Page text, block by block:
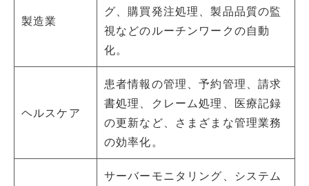
製造業
グ、購買発注処理、製品品質の監
視などのルーチンワークの自動
化。
ヘルスケア
患者情報の管理、予約管理、請求
書処理、クレーム処理、医療記録
の更新など、さまざまな管理業務
の効率化。
サーバーモニタリング、システム